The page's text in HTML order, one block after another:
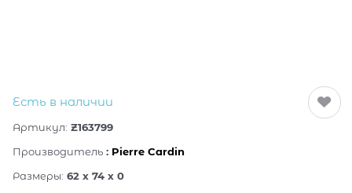
Есть в наличии
Артикул: Z163799
Производитель : Pierre Cardin
Размеры: 62 x 74 x 0